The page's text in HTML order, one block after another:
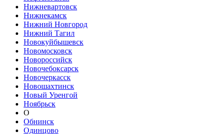
Нижневартовск
Нижнекамск
Нижний Новгород
Нижний Тагил
Новокуйбышевск
Новомосковск
Новороссийск
Новочебоксарск
Новочеркасск
Новошахтинск
Новый Уренгой
Ноябрьск
О
Обнинск
Одинцово